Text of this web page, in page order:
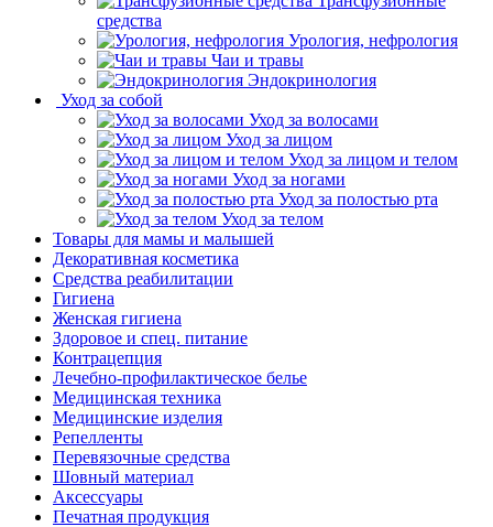
средства
Урология, нефрология
Чаи и травы
Эндокринология
Уход за собой
Уход за волосами
Уход за лицом
Уход за лицом и телом
Уход за ногами
Уход за полостью рта
Уход за телом
Товары для мамы и малышей
Декоративная косметика
Средства реабилитации
Гигиена
Женская гигиена
Здоровое и спец. питание
Контрацепция
Лечебно-профилактическое белье
Медицинская техника
Медицинские изделия
Репелленты
Перевязочные средства
Шовный материал
Аксессуары
Печатная продукция